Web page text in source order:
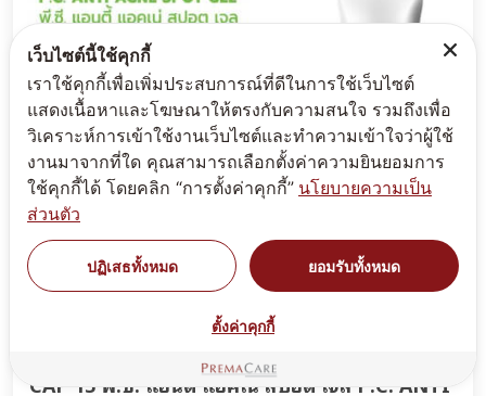
CAP 15 พี.ซี. แอนตี้ แอคเน่ สปอต เจล P.C. ANTI
เว็บไซต์นี้ใช้คุกกี้
เราใช้คุกกี้เพื่อเพิ่มประสบการณ์ที่ดีในการใช้เว็บไซต์
แสดงเนื้อหาและโฆษณาให้ตรงกับความสนใจ รวมถึงเพื่อ
วิเคราะห์การเข้าใช้งานเว็บไซต์และทำความเข้าใจว่าผู้ใช้
งานมาจากที่ใด คุณสามารถเลือกตั้งค่าความยินยอมการ
ใช้คุกกี้ได้ โดยคลิก “การตั้งค่าคุกกี้” นโยบายความเป็น
ส่วนตัว
ปฏิเสธทั้งหมด ยอมรับทั้งหมด
ตั้งค่าคุกกี้